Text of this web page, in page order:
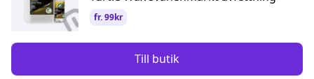
fr. 99kr
Till butik